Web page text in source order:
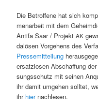
Die Betrof­fene hat sich
me­nar­beit mit dem
Antifa Saar / Pro­jektAK
dalösen Vorge­hens des
Pressemit­teilung
ersat­zlosen Abschaf­fung
sungss­chutz mit seinen
ihr damit umge­hen soll­tet,
ihr hiernachlesen.